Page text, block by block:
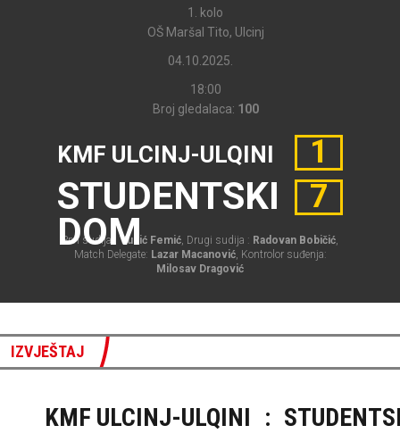
1. kolo
OŠ Maršal Tito, Ulcinj
04.10.2025.
18:00
Broj gledalaca: 100
KMF ULCINJ-ULQINI
STUDENTSKI
DOM
1
7
Prvi sudija : Vukić Femić, Drugi sudija : Radovan Bobičić,
Match Delegate: Lazar Macanović, Kontrolor suđenja:
Milosav Dragović
IZVJEŠTAJ
KMF ULCINJ-ULQINI :